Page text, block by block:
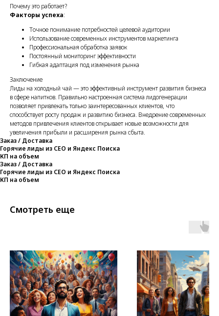
Почему это работает?
Факторы успеха:
Точное понимание потребностей целевой аудитории
Использование современных инструментов маркетинга
Профессиональная обработка заявок
Постоянный мониторинг эффективности
Гибкая адаптация под изменения рынка
Заключение
Лиды на холодный чай — это эффективный инструмент развития бизнеса
в сфере напитков. Правильно настроенная система лидогенерации
позволяет привлекать только заинтересованных клиентов, что
способствует росту продаж и развитию бизнеса. Внедрение современных
методов привлечения клиентов открывает новые возможности для
увеличения прибыли и расширения рынка сбыта.
Заказ / Доставка
Горячие лиды из СЕО и Яндекс Поиска
КП на объем
Заказ / Доставка
Горячие лиды из СЕО и Яндекс Поиска
КП на объем
Смотреть еще